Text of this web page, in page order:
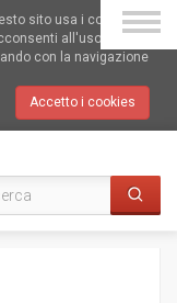
sito usa i cookies.
all'uso dei
con la navigazione
Accetto i cookies